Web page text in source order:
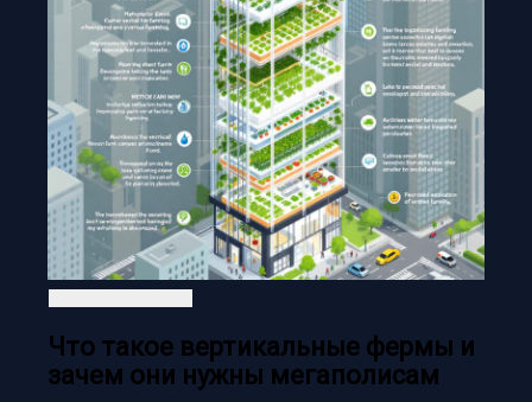
Что такое вертикальные фермы и
зачем они нужны мегаполисам